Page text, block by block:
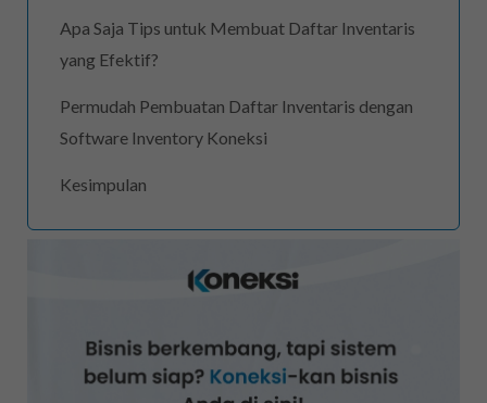
Apa Saja Tips untuk Membuat Daftar Inventaris
yang Efektif?
Permudah Pembuatan Daftar Inventaris dengan
Software Inventory Koneksi
Kesimpulan